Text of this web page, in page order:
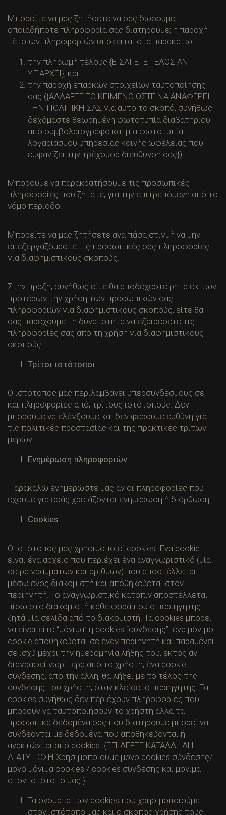
Μπορείτε να μας ζητήσετε να σας δώσουμε,
οποιαδήποτε πληροφορία σας διατηρούμε; η παροχή
τέτοιων πληροφοριών υπόκειται στα παρακάτω:
την πληρωμή τέλους {ΕΙΣΑΓΕΤΕ ΤΕΛΟΣ ΑΝ
ΥΠΑΡΧΕΙ}; και
την παροχή επαρκών στοιχείων ταυτοποίησης
σας ({ΑΛΛΑΞΤΕ ΤΟ ΚΕΙΜΕΝΟ ΩΣΤΕ ΝΑ ΑΝΑΦΕΡΕΙ
ΤΗΝ ΠΟΛΙΤΙΚΗ ΣΑΣ για αυτό το σκοπό, συνήθως
δεχόμαστε θεωρημένη φωτοτυπία διαβατηρίου
από συμβολαιογράφο και μία φωτοτυπία
λογαριασμού υπηρεσίας κοινής ωφέλειας που
εμφανίζει την τρέχουσα διεύθυνση σας}).
Μπορούμε να παρακρατήσουμε τις προσωπικές
πληροφορίες που ζητάτε, για την επιτρεπόμενη από το
νόμο περίοδο.
Μπορείτε να μας ζητήσετε ανά πάσα στιγμή να μην
επεξεργαζόμαστε τις προσωπικές σας πληροφορίες
για διαφημιστικούς σκοπούς.
Στην πράξη, συνήθως είτε θα αποδέχεστε ρητά εκ των
προτέρων την χρήση των προσωπικών σας
πληροφοριών για διαφημιστικούς σκοπούς, είτε θα
σας παρέχουμε τη δυνατότητα να εξαιρέσετε τις
πληροφορίες σας από τη χρήση για διαφημιστικούς
σκοπούς.
Τρίτοι ιστότοποι
Ο ιστότοπος μας περιλαμβάνει υπερσυνδέσμους σε,
και πληροφορίες από, τρίτους ιστότοπους. Δεν
μπορούμε να ελέγξουμε και δεν φέρουμε ευθύνη για
τις πολιτικές προστασίας και της πρακτικές τρίτων
μερών.
Ενημέρωση πληροφοριών
Παρακαλώ ενημερώστε μας αν οι πληροφορίες που
έχουμε για εσάς χρειάζονται ενημέρωση ή διόρθωση.
Cookies
Ο ιστότοπος μας χρησιμοποιεί cookies. Ένα cookie
είναι ένα αρχείο που περιέχει ένα αναγνωριστικό (μία
σειρά γραμμάτων και αριθμών) που αποστέλλεται
μέσω ενός διακομιστή και αποθηκεύεται στον
περιηγητή. Το αναγνωριστικό κατόπιν αποστέλλεται
πίσω στο διακομιστή κάθε φορά που ο περιηγητής
ζητά μία σελίδα από το διακομιστή. Τα cookies μπορεί
να είναι είτε “μόνιμα” ή cookies “σύνδεσης”: ένα μόνιμο
cookie αποθηκεύεται σε έναν περιηγητή και παραμένει
σε ισχύ μέχρι την ημερομηνία λήξης του, εκτός αν
διαγραφεί νωρίτερα από το χρήστη, ένα cookie
σύνδεσης, από την άλλη, θα λήξει με το τέλος της
σύνδεσης του χρήστη, όταν κλείσει ο περιηγητής. Τα
cookies συνήθως δεν περιέχουν πληροφορίες που
μπορούν να ταυτοποιήσουν το χρήστη αλλά τα
προσωπικά δεδομένα σας που διατηρούμε μπορεί να
συνδέονται με δεδομένα που αποθηκεύονται ή
ανακτώνται από cookies. {ΕΠΙΛΕΞΤΕ ΚΑΤΑΛΛΗΛΗ
ΔΙΑΤΥΠΩΣΗ Χρησιμοποιούμε μόνο cookies σύνδεσης/
μόνο μόνιμα cookies / cookies σύνδεσης και μόνιμα
στον ιστότοπο μας.}
Τα ονόματα των cookies που χρησιμοποιούμε
στον ιστότοπο μας και ο σκοπός χρήσης τους